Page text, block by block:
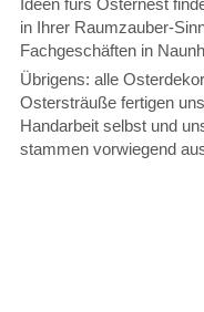
in Ihrer Raumzauber-
Fachgeschäften in
Übrigens: alle
Ostersträuße fertigen
Handarbeit selbst und
stammen vorwiegend